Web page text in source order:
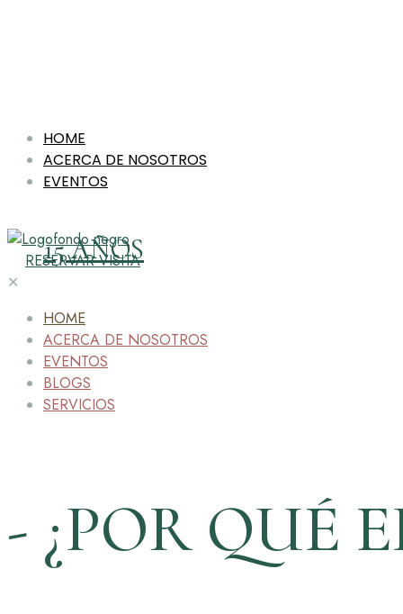
HOME
ACERCA DE NOSOTROS
EVENTOS
15 AÑOS
RESERVAR VISITA
✕
HOME
ACERCA DE NOSOTROS
EVENTOS
BLOGS
SERVICIOS
- ¿POR QUÉ